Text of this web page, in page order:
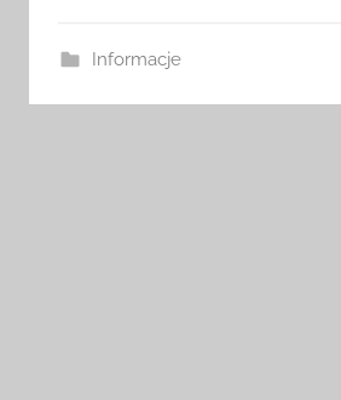
Informacje